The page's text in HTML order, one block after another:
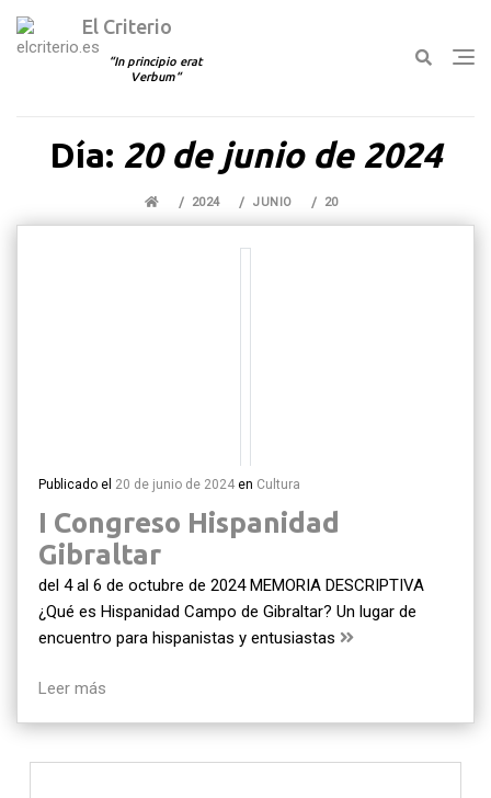
El Criterio
In principio erat
Verbum
Día: 20 de junio de 2024
2024 JUNIO 20
Publicado el 20 de junio de 2024 en Cultura
I Congreso Hispanidad
Gibraltar
del 4 al 6 de octubre de 2024 MEMORIA DESCRIPTIVA
¿Qué es Hispanidad Campo de Gibraltar? Un lugar de
encuentro para hispanistas y entusiastas
Leer más